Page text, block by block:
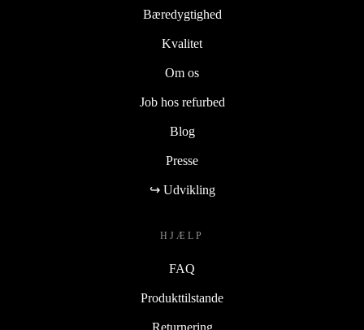
Bæredygtighed
Kvalitet
Om os
Job hos refurbed
Blog
Presse
↪ Udvikling
HJÆLP
FAQ
Produkttilstande